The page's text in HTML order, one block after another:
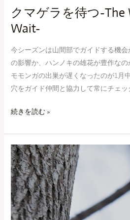
クマゲラを待つ-The
Wait-
今シーズンは山間部でガイドする機
の影響か、ハンノキの雄花が豊作な
モモンガの出巣が遅くなったのが1月
穴をガイド仲間と協力して常にチェッ
続きを読む »
ま
だ
冬
が
い
い